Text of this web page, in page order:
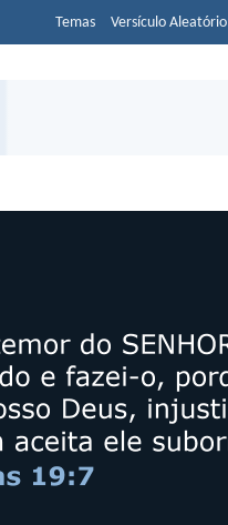
Temas Versículo Aleatório